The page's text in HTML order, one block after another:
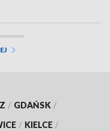
/ GDAŃSK /
/ KIELCE /